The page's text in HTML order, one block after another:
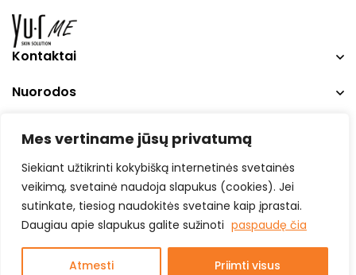
Mes vertiname jūsų privatumą
Siekiant užtikrinti kokybišką internetinės svetainės
veikimą, svetainė naudoja slapukus (cookies). Jei
sutinkate, tiesiog naudokitės svetaine kaip įprastai.
Daugiau apie slapukus galite sužinoti paspaudę čia
Atmesti Priimti visus
Kontaktai
Nuorodos
© 2025 yurskin.lt. All Rights Reserved.